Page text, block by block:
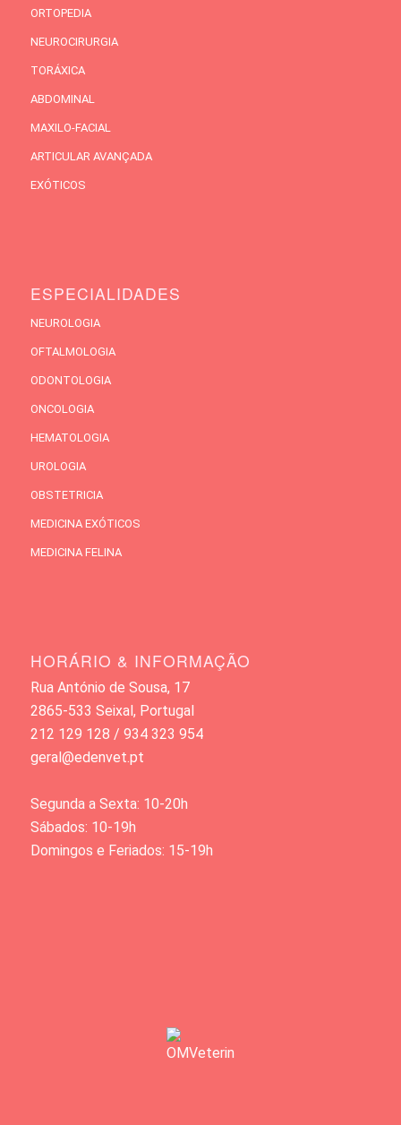
ORTOPEDIA
NEUROCIRURGIA
TORÁXICA
ABDOMINAL
MAXILO-FACIAL
ARTICULAR AVANÇADA
EXÓTICOS
ESPECIALIDADES
NEUROLOGIA
OFTALMOLOGIA
ODONTOLOGIA
ONCOLOGIA
HEMATOLOGIA
UROLOGIA
OBSTETRICIA
MEDICINA EXÓTICOS
MEDICINA FELINA
HORÁRIO & INFORMAÇÃO
Rua António de Sousa, 17
2865-533 Seixal, Portugal
212 129 128 / 934 323 954
geral@edenvet.pt
Segunda a Sexta: 10-20h
Sábados: 10-19h
Domingos e Feriados: 15-19h